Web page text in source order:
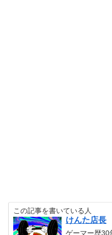
この記事を書いている人
けんた店長
ゲーマー歴30